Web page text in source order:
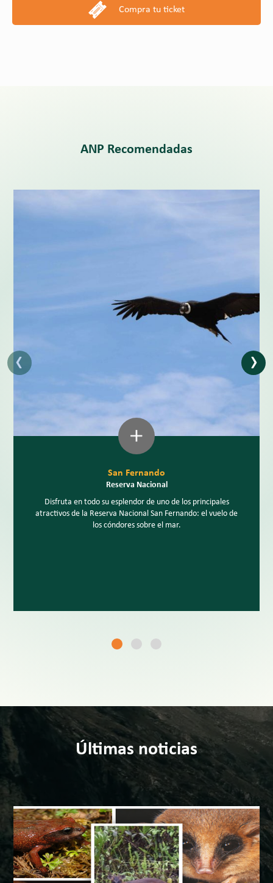
Compra tu ticket
ANP Recomendadas
San Fernando
Reserva Nacional
Disfruta en todo su esplendor de uno de los principales
atractivos de la Reserva Nacional San Fernando: el vuelo de
los cóndores sobre el mar.
‹ ›
Últimas noticias